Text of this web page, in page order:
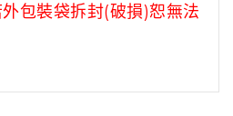
包裝袋拆封(破損)恕無法